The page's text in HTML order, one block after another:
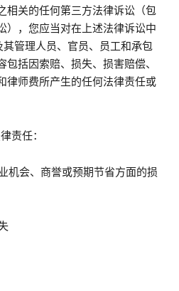
相关的任何第三方法律诉讼（包
），您应当对在上述法律诉讼中
管理人员、官员、员工和承包
包括因索赔、损失、损害赔偿、
律师费所产生的任何法律责任或
责任：
机会、商誉或预期节省方面的损